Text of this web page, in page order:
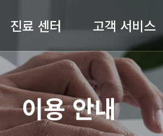
진료 센터
척추센터
관절센터
비수술센터
고객 서비스
공지사항
전문의 상담
온라인예약
이용 안내